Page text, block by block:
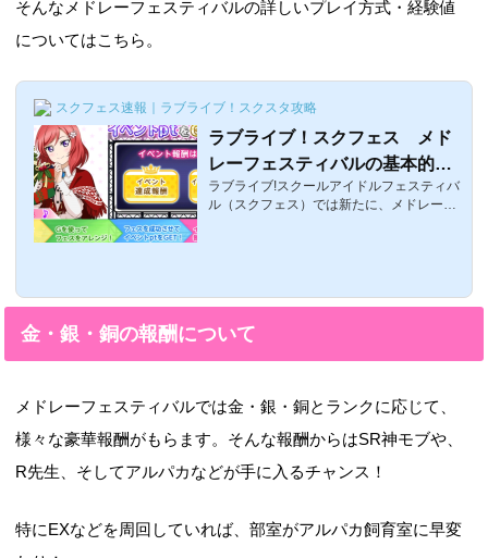
そんなメドレーフェスティバルの詳しいプレイ方式・経験値
についてはこちら。
スクフェス速報｜ラブライブ！スクスタ攻略
ラブライブ！スクフェス メド
レーフェスティバルの基本的な
やり方・走り方・参加方法
ラブライブ!スクールアイドルフェスティバ
ル（スクフェス）では新たに、メドレーフ
の参加の流れ参加方法は、今までのとおり
をタップすると初回だけ、説明があります
RD→12■EX→202曲やるなら、それぞれの
金・銀・銅の報酬について
メドレーフェスティバルでは金・銀・銅とランクに応じて、
様々な豪華報酬がもらます。そんな報酬からはSR神モブや、
R先生、そしてアルパカなどが手に入るチャンス！
特にEXなどを周回していれば、部室がアルパカ飼育室に早変